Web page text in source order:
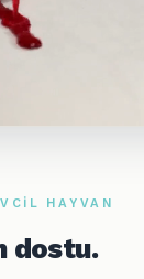
HAYVAN
dostu.